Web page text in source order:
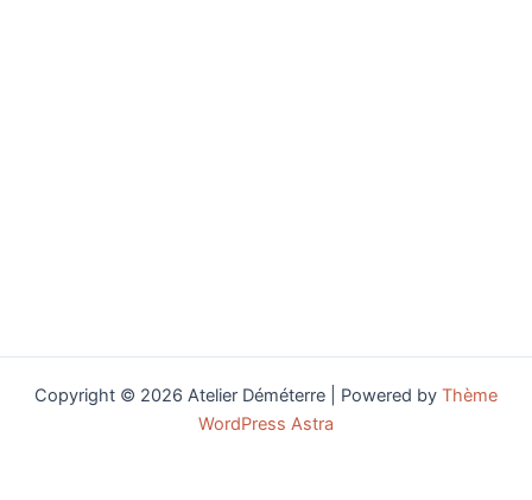
Copyright © 2026 Atelier Déméterre | Powered by Thème
WordPress Astra